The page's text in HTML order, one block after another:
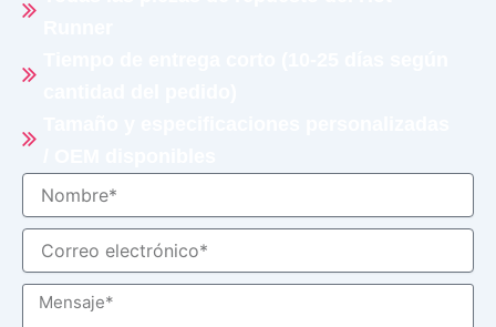
Nombre
Correo
electrónico
Mensaje